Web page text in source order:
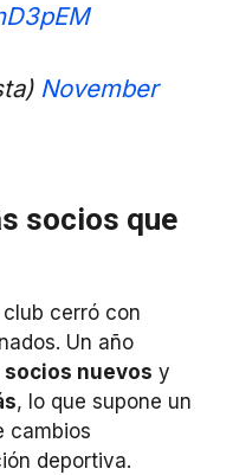
November
socios que
cerró con
Un año
nuevos y
, lo que supone un
cambios
deportiva.